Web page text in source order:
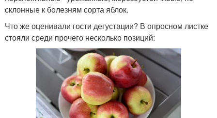
склонные к болезням сорта яблок.
Что же оценивали гости дегустации? В опросном листке
стояли среди прочего несколько позиций: